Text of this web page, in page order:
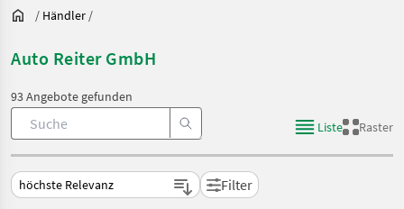
/ Händler /
Auto Reiter GmbH
93 Angebote gefunden
Liste
Raster
Filter